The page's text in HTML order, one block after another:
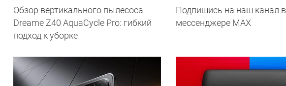
Обзор вертикального пылесоса
Dreame Z40 AquaCycle Pro: гибкий
подход к уборке
Подпишись на наш канал в
мессенджере МАХ